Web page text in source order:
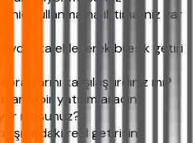
hiç kullanmama ihtimaliniz var
ekleyerek bileşik getiri
karşılaştırdınız mı?
bir yatırım aracına
musunuz?
reel getirisini